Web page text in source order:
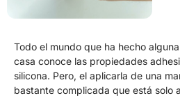
Todo el mundo que ha hecho
casa conoce las propiedades
silicona. Pero, el aplicarla de una
bastante complicada que está solo